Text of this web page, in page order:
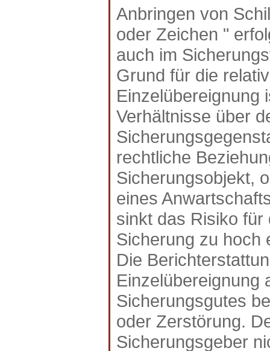
Anbringen von
oder Zeichen "
auch im
Grund für die
Einzelübereignung
Verhältnisse über
rechtliche
Sicherungsobjekt,
eines
sinkt das Risiko für
Sicherung zu hoch
Die
Einzelübereignung
Sicherungsgutes
oder Zerstörung.
Sicherungsgeber